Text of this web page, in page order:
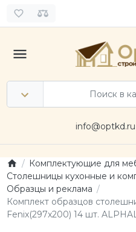
info@optkd.ru
Комплектующие для
Столешницы кухонные и
Образцы и реклама
Комплект образцов
Fenix(297x200) 14 шт.